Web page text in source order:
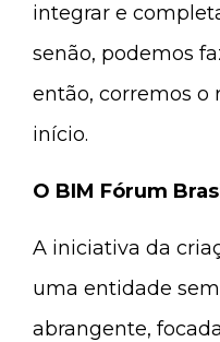
integrar e
senão, podemos
então, corremos o
início.
O BIM Fórum
A iniciativa da
uma entidade
abrangente,